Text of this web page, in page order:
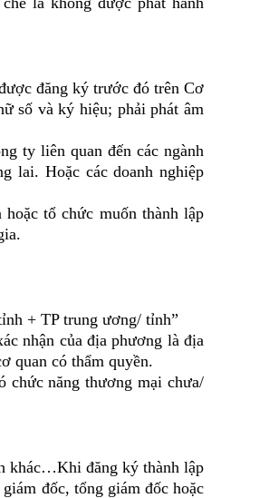
đăng ký trước đó trên Cơ
số và ký hiệu; phải phát âm
ty liên quan đến các ngành
lai. Hoặc các doanh nghiệp
tổ chức muốn thành lập
+ TP trung ương/ tỉnh”
nhận của địa phương là địa
quan có thẩm quyền.
năng thương mại chưa/
khác…Khi đăng ký thành lập
đốc, tổng giám đốc hoặc